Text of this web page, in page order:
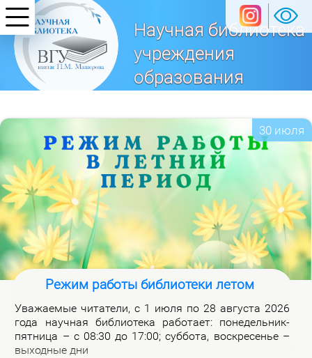
Научная библиотека
учреждения
образования
государственный университет
имени П. М. Машерова»
30 июля
Режим работы библиотеки летом
Ува­жа­е­мые чи­та­те­ли, с 1 июля по 28 ав­гу­ста 2026
го­да на­уч­ная биб­лио­те­ка ра­бо­та­ет: по­не­дель­ник-
пят­ни­ца – с 08:30 до 17:00; суб­бо­та, вос­кре­се­нье –
вы­ход­ные дни